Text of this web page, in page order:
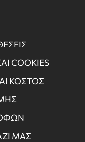
COOKIES
ΚΟΣΤΟΣ
ΜΑΣ